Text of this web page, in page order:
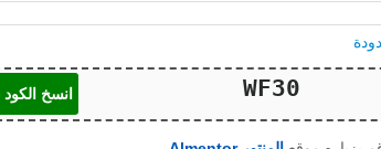
انسخ الكود